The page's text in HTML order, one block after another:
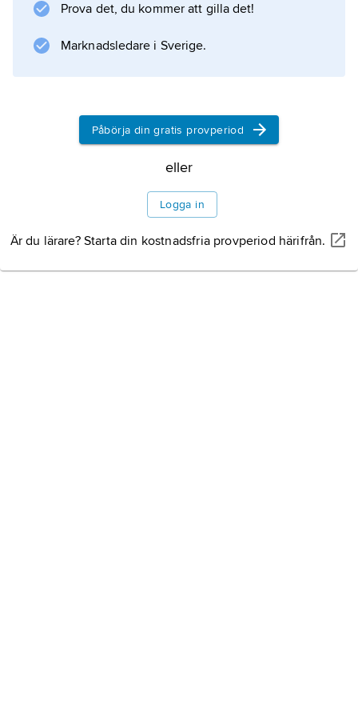
är tvär, inte rundad som hos tjäderhönan eller
kluven som hos orren. Korsningen är oftast
steril.
Information om artikeln
Prova det, du kommer att gilla det!
Marknadsledare i Sverige.
Påbörja din gratis provperiod
eller
Logga in
Är du lärare? Starta din kostnadsfria provperiod härifrån.